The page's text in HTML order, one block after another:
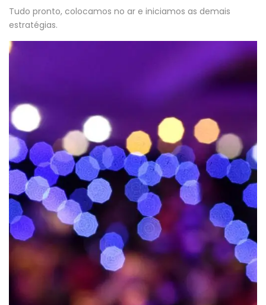
Tudo pronto, colocamos no ar e iniciamos as demais
estratégias.